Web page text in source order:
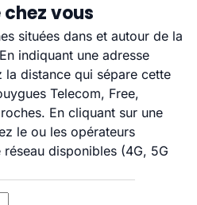
vous
situées dans et autour de la
indiquant une adresse
distance qui sépare cette
Telecom, Free,
En cliquant sur une
le ou les opérateurs
disponibles (4G, 5G